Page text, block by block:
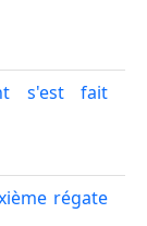
s'est fait
régate